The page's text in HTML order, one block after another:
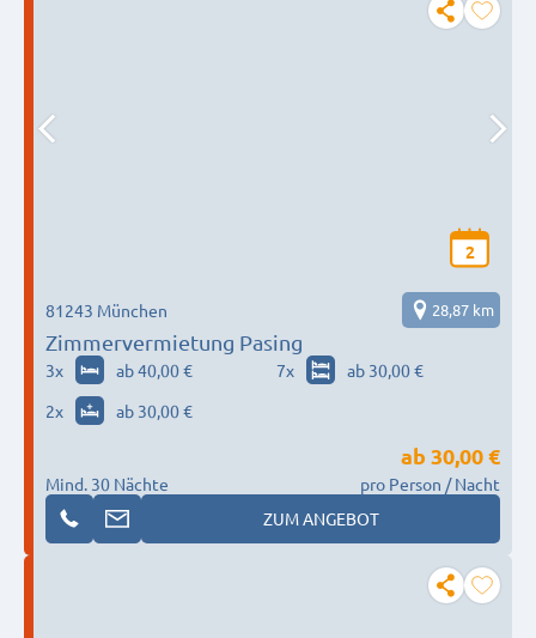
2
Zimmervermietung Pasing
81243 München 28,87 km
3x ab 40,00 € 7x
ab 30,00 €
2x ab 30,00 €
Mind. 30 Nächte
ab 30,00 €
pro Person / Nacht
ZUM ANGEBOT